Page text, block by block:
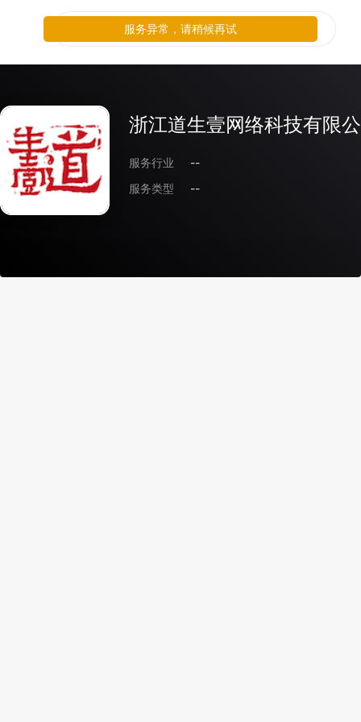
浙江道生壹网络科技有限
服务行业
--
服务类型
--
服务异常，请稍候再试